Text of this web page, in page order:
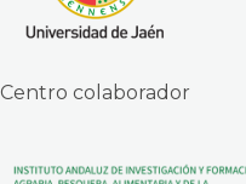
Centro colaborador